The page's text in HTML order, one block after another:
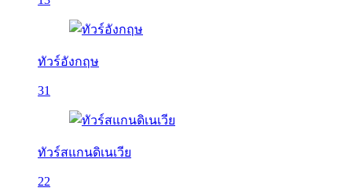
ทัวร์อังกฤษ
31
ทัวร์สแกนดิเนเวีย
22